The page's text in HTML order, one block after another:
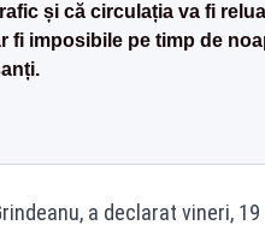
și că circulația va fi
fi imposibile pe timp de
a declarat vineri, 19